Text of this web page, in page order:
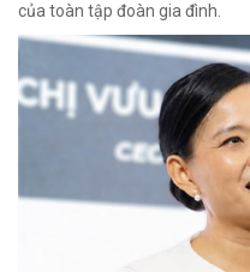
của toàn tập đoàn gia đình.